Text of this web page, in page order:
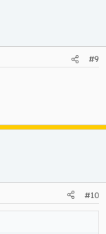
#9
#10